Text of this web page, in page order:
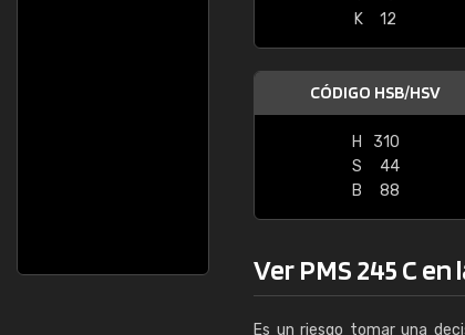
K
12
CÓDIGO HSB/HSV
H
310
S
44
B
88
Ver PMS 245 C en
Es un riesgo tomar una